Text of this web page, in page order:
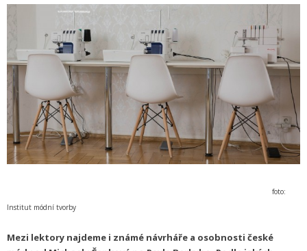
foto:
Institut módní tvorby
Mezi lektory najdeme i známé návrháře a osobnosti české